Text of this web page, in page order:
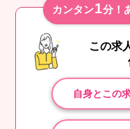
カンタン1分！
この求
自身とこの